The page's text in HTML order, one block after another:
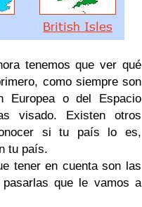
tenemos que ver qué
como siempre son
Europea o del Espacio
visado. Existen otros
si tu país lo es,
tu país.
tener en cuenta son las
que le vamos a